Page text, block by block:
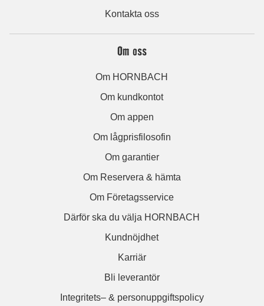
Kontakta oss
Om oss
Om HORNBACH
Om kundkontot
Om appen
Om lågprisfilosofin
Om garantier
Om Reservera & hämta
Om Företagsservice
Därför ska du välja HORNBACH
Kundnöjdhet
Karriär
Bli leverantör
Integritets– & personuppgiftspolicy